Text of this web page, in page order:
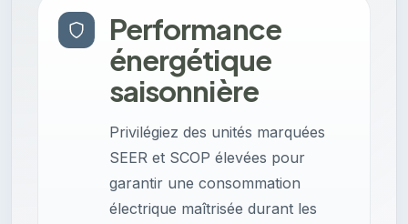
Performance
énergétique
saisonnière
Privilégiez des unités marquées
SEER et SCOP élevées pour
garantir une consommation
électrique maîtrisée durant les